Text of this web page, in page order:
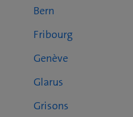
Bern
Fribourg
Genève
Glarus
Grisons